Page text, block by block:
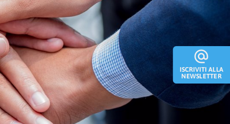
alternate_email
ISCRIVITI ALLA
NEWSLETTER